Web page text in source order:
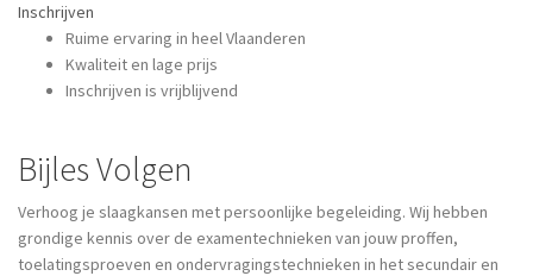
Inschrijven
Ruime ervaring in heel Vlaanderen
Kwaliteit en lage prijs
Inschrijven is vrijblijvend
Bijles Volgen
Verhoog je slaagkansen met persoonlijke begeleiding. Wij hebben
grondige kennis over de examentechnieken van jouw proffen,
toelatingsproeven en ondervragingstechnieken in het secundair en